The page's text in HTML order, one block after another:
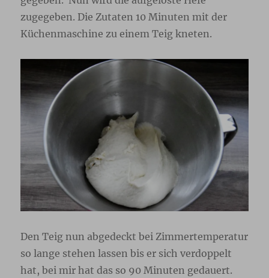
zugegeben. Die Zutaten 10 Minuten mit der
Küchenmaschine zu einem Teig kneten.
Den Teig nun abgedeckt bei Zimmertemperatur
so lange stehen lassen bis er sich verdoppelt
hat, bei mir hat das so 90 Minuten gedauert.